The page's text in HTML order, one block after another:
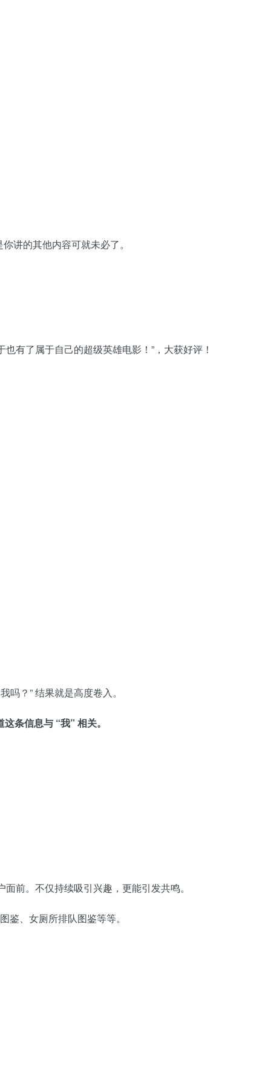
讲的其他内容可就未必了。
有了属于自己的超级英雄电影！”，大获好评！
？” 结果就是高度卷入。
条信息与 “我” 相关。
前。不仅持续吸引兴趣，更能引发共鸣。
、女厕所排队图鉴等等。